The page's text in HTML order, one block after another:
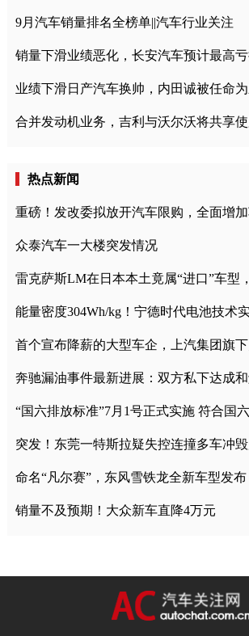
9月汽车销量排名全榜单||汽车行业关注
销量下滑业绩恶化，长安汽车预计最高
业绩下滑日产汽车换帅，内田诚被任命
合并发动机业务，吉利与沃尔沃将共享
热点新闻
重磅！发改委拟放开汽车限购，全面增
众泰汽车一大楼突发情况
雷克萨斯LM在日本本土竟属“进口”车型
能量密度304Wh/kg！宁德时代电池技术
突发！东莞一特斯拉疑失控连撞多车冲
命名“凡尔赛”，东风雪铁龙全新车型发布
销量不及预期！大众新车直降4万元